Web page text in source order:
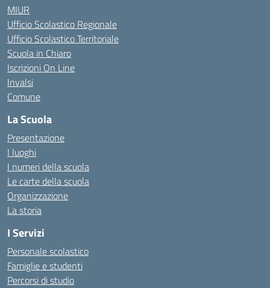
MIUR
Ufficio Scolastico Regionale
Ufficio Scolastico Territoriale
Scuola in Chiaro
Iscrizioni On Line
Invalsi
Comune
La Scuola
Presentazione
I luoghi
I numeri della scuola
Le carte della scuola
Organizzazione
La storia
I Servizi
Personale scolastico
Famiglie e studenti
Percorsi di studio